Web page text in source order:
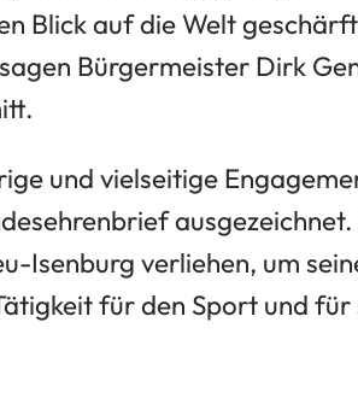
Blick auf die Welt
Bürgermeister Dirk
und vielseitige
Isenburg verliehen, um
für den Sport und